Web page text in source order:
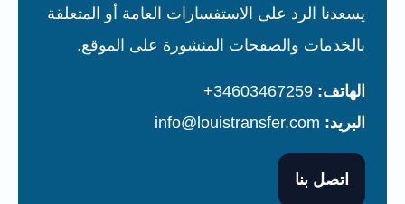
يسعدنا الرد على الاستفسارات العامة أو المتعلقة
بالخدمات والصفحات المنشورة على الموقع.
الهاتف:
البريد:
اتصل بنا